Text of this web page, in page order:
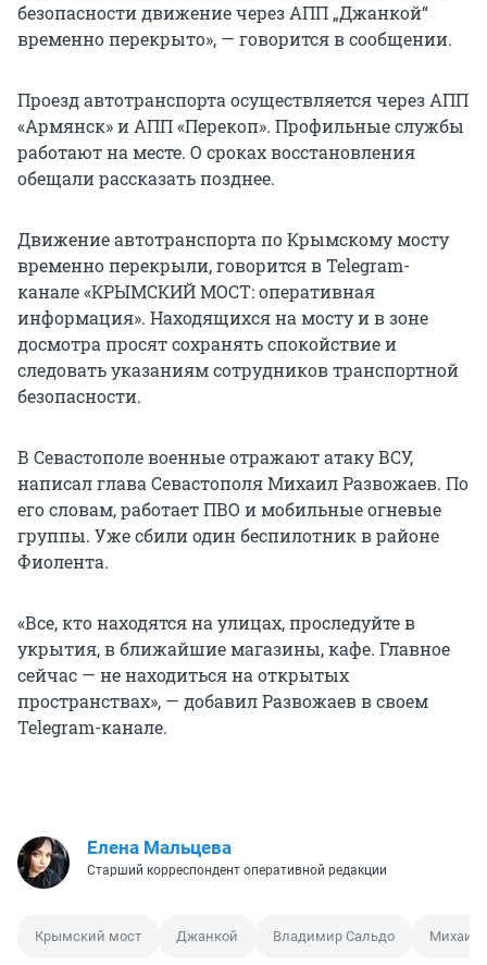
безопасности движение через АПП „Джанкой“
временно перекрыто», — говорится в сообщении.
Проезд автотранспорта осуществляется через АПП
«Армянск» и АПП «Перекоп». Профильные службы
работают на месте. О сроках восстановления
обещали рассказать позднее.
Движение автотранспорта по Крымскому мосту
временно перекрыли, говорится в Telegram-
канале «КРЫМСКИЙ МОСТ: оперативная
информация». Находящихся на мосту и в зоне
досмотра просят сохранять спокойствие и
следовать указаниям сотрудников транспортной
безопасности.
В Севастополе военные отражают атаку ВСУ,
написал глава Севастополя Михаил Развожаев. По
его словам, работает ПВО и мобильные огневые
группы. Уже сбили один беспилотник в районе
Фиолента.
«Все, кто находятся на улицах, проследуйте в
укрытия, в ближайшие магазины, кафе. Главное
сейчас — не находиться на открытых
пространствах», — добавил Развожаев в своем
Telegram-канале.
Елена Мальцева
Старший корреспондент оперативной редакции
Крымский мост Джанкой Владимир Сальдо Михаил